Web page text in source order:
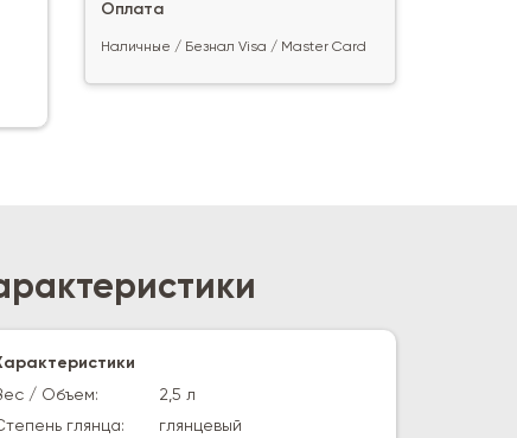
Оплата
Наличные / Безнал Visa / Master Card
/ Объем:
2,5 л
глянца:
глянцевый